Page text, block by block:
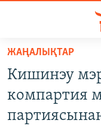
Skip
main
content
to
AZATTYQTV
ЖАҢАЛЫҚТАР
Кишинэу
компартия